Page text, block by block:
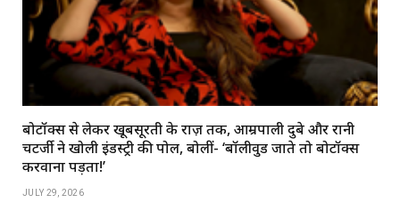
बोटॉक्स से लेकर खूबसूरती के राज़ तक, आम्रपाली दुबे और रानी
चटर्जी ने खोली इंडस्ट्री की पोल, बोलीं- ‘बॉलीवुड जाते तो बोटॉक्स
करवाना पड़ता!’
JULY 29, 2026